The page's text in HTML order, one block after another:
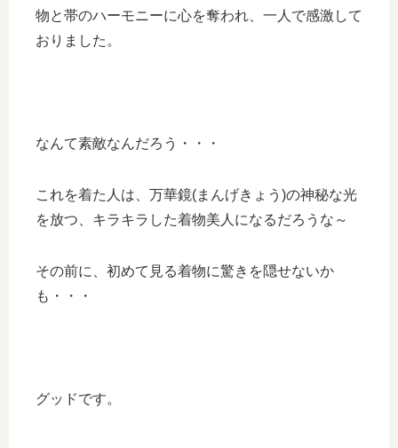
物と帯のハーモニーに心を奪われ、一人で感激して
おりました。
なんて素敵なんだろう・・・
これを着た人は、万華鏡(まんげきょう)の神秘な光
を放つ、キラキラした着物美人になるだろうな～
その前に、初めて見る着物に驚きを隠せないか
も・・・
グッドです。